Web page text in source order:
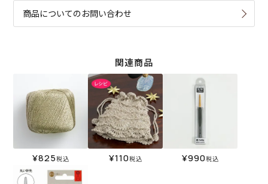
商品についてのお問い合わせ
関連商品
¥825税込 ¥110税込 ¥990税込